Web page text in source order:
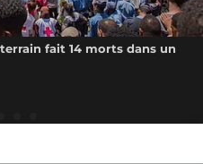
fait 14 morts dans un